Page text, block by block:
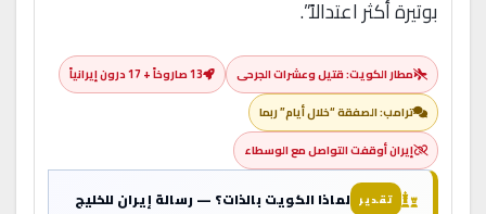
بوتيرة أكثر اعتدالاً”.
مطار الكويت: قتيل وعشرات الجرحى
13 صاروخاً + 17 درون إيرانياً
ترامب: الصفقة “خلال أيام” ربما
إيران أوقفت التواصل مع الوسطاء
تقدير لماذا الكويت بالذات؟ — رسالة إيران للخليج